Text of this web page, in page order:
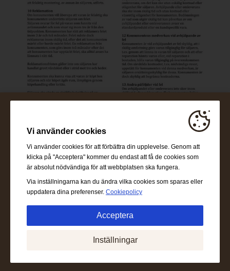
Vi använder cookies
Vi använder cookies för att förbättra din upplevelse. Genom att
klicka på "Acceptera" kommer du endast att få de cookies som
är absolut nödvändiga för att webbplatsen ska fungera.
Via inställningarna kan du ändra vilka cookies som sparas eller
uppdatera dina preferenser. Cookiepolicy
Acceptera
Absolut nödvändigt:
Dessa cookies behövs för att
möjliggöra grundläggande funktioner som navigering, att
Inställningar